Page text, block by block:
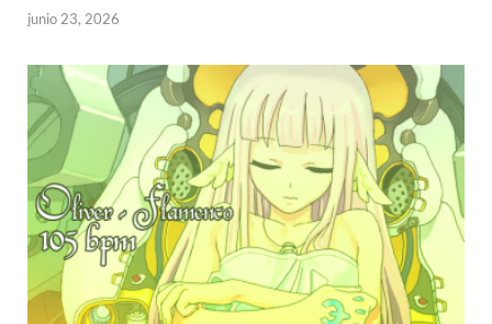
junio 23, 2026